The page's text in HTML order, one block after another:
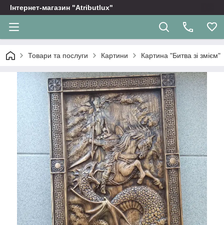
Інтернет-магазин "Atributlux"
Товари та послуги Картини Картина "Битва зі змієм"